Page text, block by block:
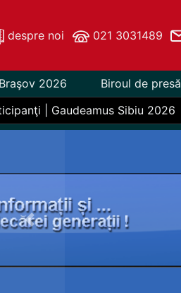
despre noi 021 3031489
2026 Biroul de presă
| Gaudeamus Sibiu 2026
Previous